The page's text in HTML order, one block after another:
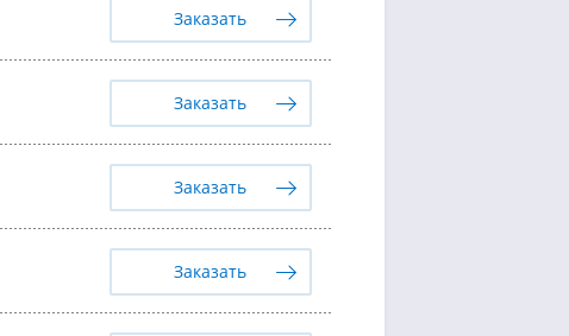
Заказать
Заказать
Заказать
Заказать